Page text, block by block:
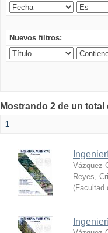
Nuevos filtros:
Mostrando 2 de un
1
Vázquez
Reyes,
(Facultad